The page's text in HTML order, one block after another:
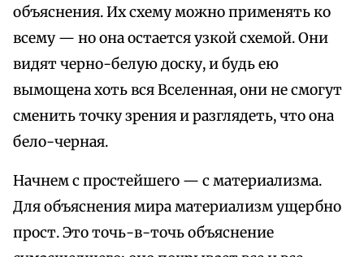
объяснения. Их схему можно применять ко
всему — но она остается узкой схемой. Они
видят черно-белую доску, и будь ею
вымощена хоть вся Вселенная, они не смогут
сменить точку зрения и разглядеть, что она
бело-черная.
Начнем с простейшего — с материализма.
Для объяснения мира материализм ущербно
прост. Это точь-в-точь объяснение